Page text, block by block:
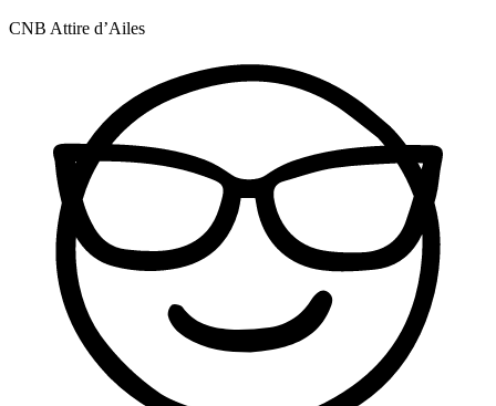
CNB Attire d’Ailes